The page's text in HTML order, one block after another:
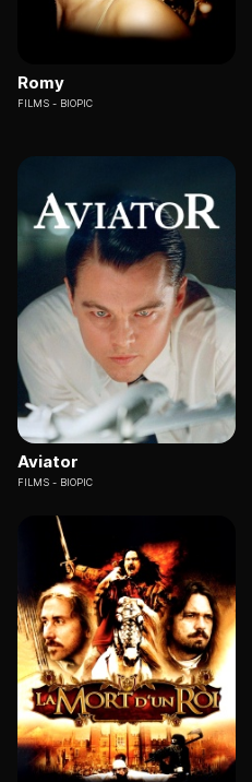
Romy
FILMS BIOPIC
Aviator
FILMS BIOPIC